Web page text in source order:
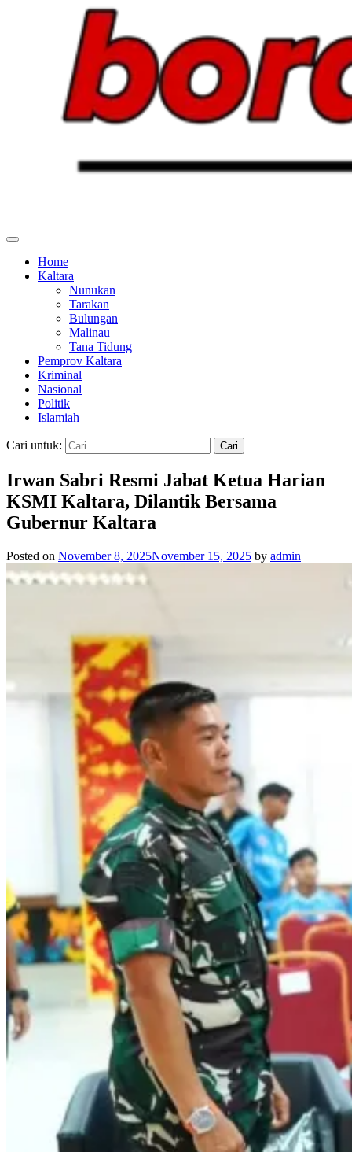
Home
Kaltara
Nunukan
Tarakan
Bulungan
Malinau
Tana Tidung
Pemprov Kaltara
Kriminal
Nasional
Politik
Islamiah
Cari untuk:
Irwan Sabri Resmi Jabat Ketua Harian
KSMI Kaltara, Dilantik Bersama
Gubernur Kaltara
Posted on November 8, 2025November 15, 2025 by admin